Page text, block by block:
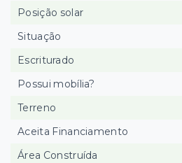
Posição solar
Situação
Escriturado
Possui mobília?
Terreno
Aceita Financiamento
Área Construída